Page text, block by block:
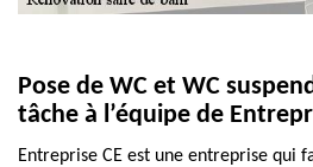
Pose de WC et WC
tâche à l’équipe de
Entreprise CE est une entreprise qui